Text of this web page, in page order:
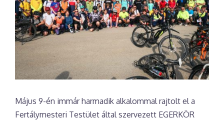
Május 9-én immár harmadik alkalommal rajtolt el a
Fertálymesteri Testület által szervezett EGERKÖR